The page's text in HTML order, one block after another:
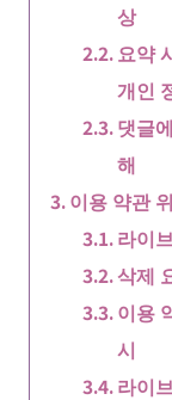
상
요약
개인
댓글
해
이용 약관
라이
삭제
이용
시
라이